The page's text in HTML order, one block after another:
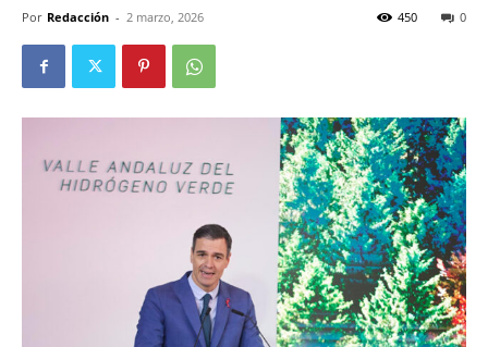
Por Redacción - 2 marzo, 2026 0
450